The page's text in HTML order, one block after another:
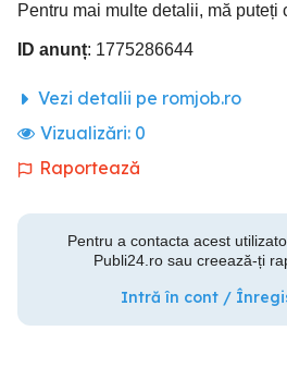
Pentru mai multe detalii, mă puteți
ID anunț: 1775286644
Vezi detalii pe romjob.ro
Vizualizări: 0
Raportează
Pentru a contacta acest
Publi24.ro sau creează-ți
Intră în cont /